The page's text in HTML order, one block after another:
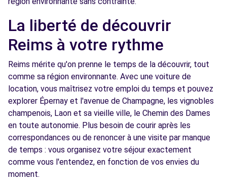
Free2move Rent - AUTOBERNARD
CHAMPAGNE ARDENNE - THILLOIS (C)
PARC MILLESIME
Voir l'agence
Free2Move Rent - SARL COLLIN -
CORMONTREUIL (C)
5.6
36 RUE DES BLANCS MONTS
CORMONTREUIL, 51350
La liberté de découvrir
Reims à votre rythme
Reims mérite qu'on prenne le temps de la découvrir, tout
comme sa région environnante. Avec une voiture de
location, vous maîtrisez votre emploi du temps et pouvez
explorer Épernay et l'avenue de Champagne, les vignobles
champenois, Laon et sa vieille ville, le Chemin des Dames
en toute autonomie. Plus besoin de courir après les
correspondances ou de renoncer à une visite par manque
de temps : vous organisez votre séjour exactement
comme vous l'entendez, en fonction de vos envies du
moment.